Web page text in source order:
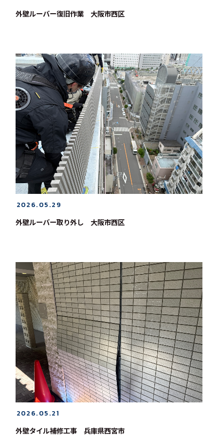
外壁ルーバー復旧作業 大阪市西区
2026.05.29
外壁ルーバー取り外し 大阪市西区
2026.05.21
外壁タイル補修工事 兵庫県西宮市